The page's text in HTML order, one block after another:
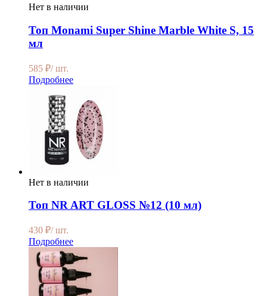
Нет в наличии
Топ Monami Super Shine Marble White S, 15
мл
585 ₽/ шт.
Подробнее
Нет в наличии
Топ NR ART GLOSS №12 (10 мл)
430 ₽/ шт.
Подробнее